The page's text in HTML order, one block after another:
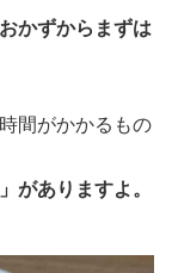
かずからまずは
間がかかるもの
がありますよ。